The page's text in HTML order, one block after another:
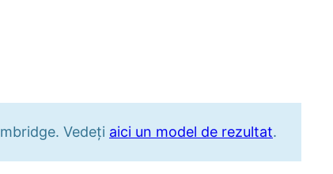
Vedeți aici un model de rezultat.